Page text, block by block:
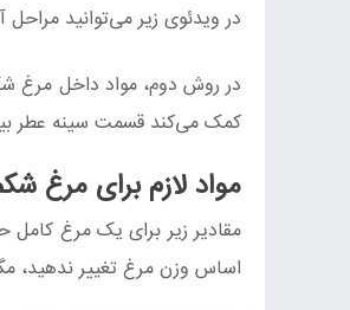
در ویدئوی زیر می‌توانید
در روش دوم، مواد داخل مرغ
کمک می‌کند قسمت سینه عطر
مواد لازم برای مرغ
اساس وزن مرغ تغییر ندهید،